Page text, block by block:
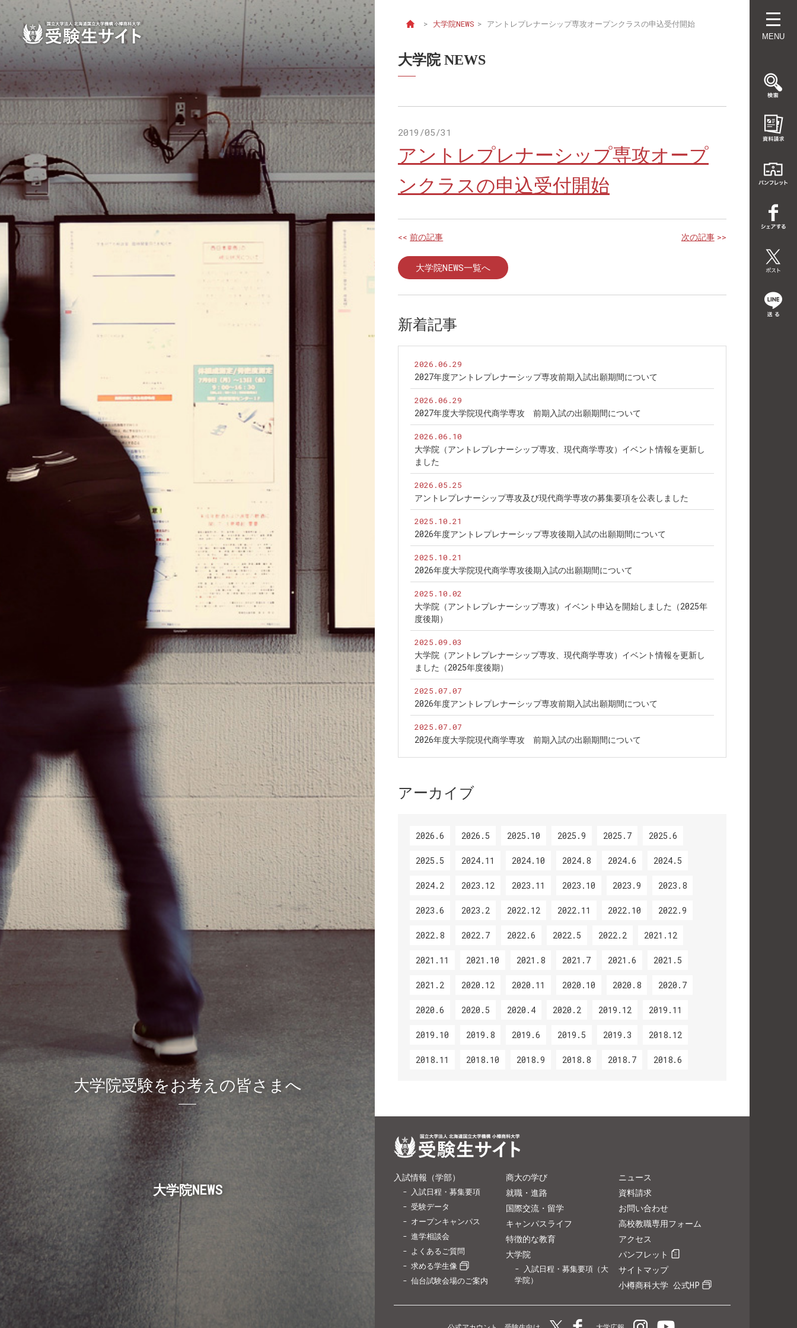
大学院受験をお考えの皆さまへ
大学院NEWS
> 大学院NEWS > アントレプレナーシップ専攻オープンクラスの申込受付開始
大学院 NEWS
2019/05/31
アントレプレナーシップ専攻オープ
ンクラスの申込受付開始
<<前の記事 次の記事>>
大学院NEWS一覧へ
新着記事
2026.06.29
2027年度アントレプレナーシップ専攻前期入試出願期間について
2026.06.29
2027年度大学院現代商学専攻 前期入試の出願期間について
2026.06.10
大学院（アントレプレナーシップ専攻、現代商学専攻）イベント情報を更新し
ました
2026.05.25
アントレプレナーシップ専攻及び現代商学専攻の募集要項を公表しました
2025.10.21
2026年度アントレプレナーシップ専攻後期入試の出願期間について
2025.10.21
2026年度大学院現代商学専攻後期入試の出願期間について
2025.10.02
大学院（アントレプレナーシップ専攻）イベント申込を開始しました（2025年
度後期）
2025.09.03
大学院（アントレプレナーシップ専攻、現代商学専攻）イベント情報を更新し
ました（2025年度後期）
2025.07.07
2026年度アントレプレナーシップ専攻前期入試出願期間について
2025.07.07
2026年度大学院現代商学専攻 前期入試の出願期間について
アーカイブ
2026.6 2026.5 2025.10 2025.9 2025.7 2025.6
2025.5 2024.11 2024.10 2024.8 2024.6 2024.5
2024.2 2023.12 2023.11 2023.10 2023.9 2023.8
2023.6 2023.2 2022.12 2022.11 2022.10 2022.9
2022.8 2022.7 2022.6 2022.5 2022.2 2021.12
2021.11 2021.10 2021.8 2021.7 2021.6 2021.5
2021.2 2020.12 2020.11 2020.10 2020.8 2020.7
2020.6 2020.5 2020.4 2020.2 2019.12 2019.11
2019.10 2019.8 2019.6 2019.5 2019.3 2018.12
2018.11 2018.10 2018.9 2018.8 2018.7 2018.6
MENU
入試情報（学部）
入試日程・募集要項
受験データ
オープンキャンパス
進学相談会
よくあるご質問
求める学生像
仙台試験会場のご案内
商大の学び
就職・進路
国際交流・留学
キャンパスライフ
特徴的な教育
大学院
入試日程・募集要項（大
学院）
ニュース
資料請求
お問い合わせ
高校教職専用フォーム
アクセス
パンフレット
サイトマップ
小樽商科大学 公式HP